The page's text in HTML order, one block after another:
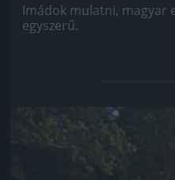
Imádok mulatni, magyar
egyszerű.
Jön